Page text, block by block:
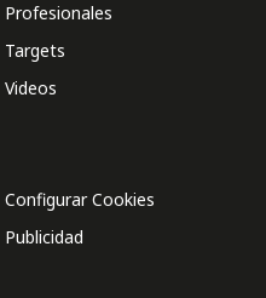
Profesionales
Targets
Videos
Configurar Cookies
Publicidad